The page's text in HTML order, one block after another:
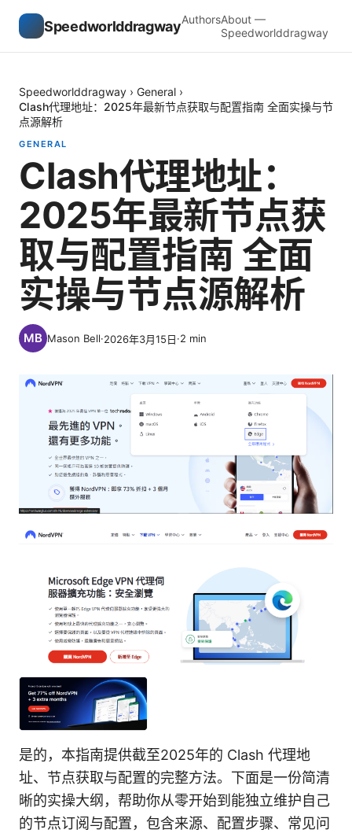
SpeedworlddragwayAuthorsAbout —
Speedworlddragway
Speedworlddragway › General ›
Clash代理地址：2025年最新节点获取与配置指南 全面实操与节
点源解析
GENERAL
Clash代理地址：
2025年最新节点获
取与配置指南 全面
实操与节点源解析
Mason Bell·2026年3月15日·2 min
是的，本指南提供截至2025年的 Clash 代理地
址、节点获取与配置的完整方法。下面是一份简清
晰的实操大纲，帮助你从零开始到能独立维护自己
的节点订阅与配置，包含来源、配置步骤、常见问